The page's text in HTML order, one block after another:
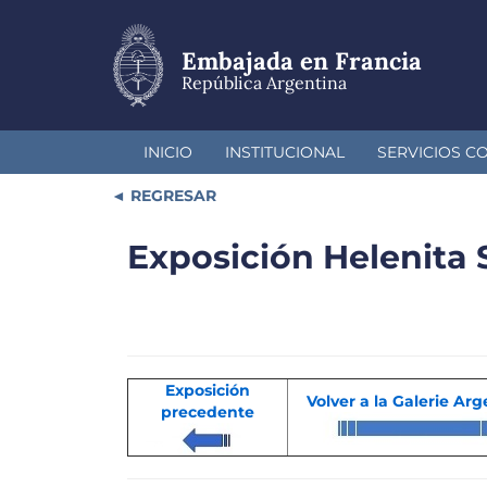
Embajada en Francia
República Argentina
INICIO INSTITUCIONAL SERVICIOS
REGRESAR
Exposición Helenita
Exposición
precedente
Volver a la Galerie